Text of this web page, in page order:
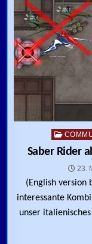
Posted in
Saber Rider
23.
(English version
interessante
unser